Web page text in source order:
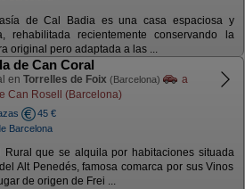
de Cal Badia es una casa espaciosa y
rehabilitada recientemente conservando la
original pero adaptada a las ...
de Can Coral
en Torrelles de Foix (Barcelona)
a
Can Rosell (Barcelona)
45 €
Barcelona
Rural que se alquila por habitaciones situada
Alt Penedés, famosa comarca por sus Vinos
de origen de Frei ...